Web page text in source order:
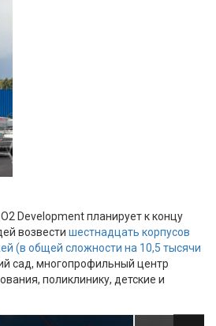
Development планирует к концу
возвести шестнадцать корпусов
(в общей сложности на 10,5 тысячи
сад, многопрофильный центр
поликлинику, детские и